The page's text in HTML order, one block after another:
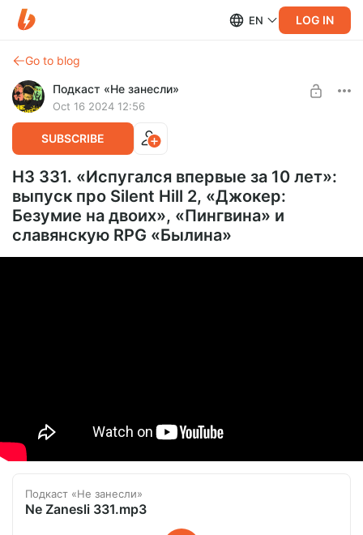
EN LOG IN
Go to blog
Подкаст «Не занесли»
Oct 16 2024 12:56
SUBSCRIBE
НЗ 331. «Испугался впервые за 10 лет»:
выпуск про Silent Hill 2, «Джокер:
Безумие на двоих», «Пингвина» и
славянскую RPG «Былина»
Подкаст «Не занесли»
Ne Zanesli 331.mp3